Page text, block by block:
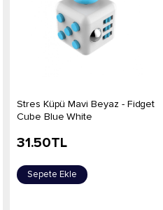
Stres Küpü Mavi Beyaz - Fidget
Cube Blue White
31.50TL
Sepete Ekle